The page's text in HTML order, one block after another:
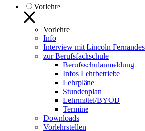
Vorlehre
Vorlehre
Info
Interview mit Lincoln Fernandes
zur Berufsfachschule
Berufsschulanmeldung
Infos Lehrbetriebe
Lehrpläne
Stundenplan
Lehrmittel/BYOD
Termine
Downloads
Vorlehrstellen